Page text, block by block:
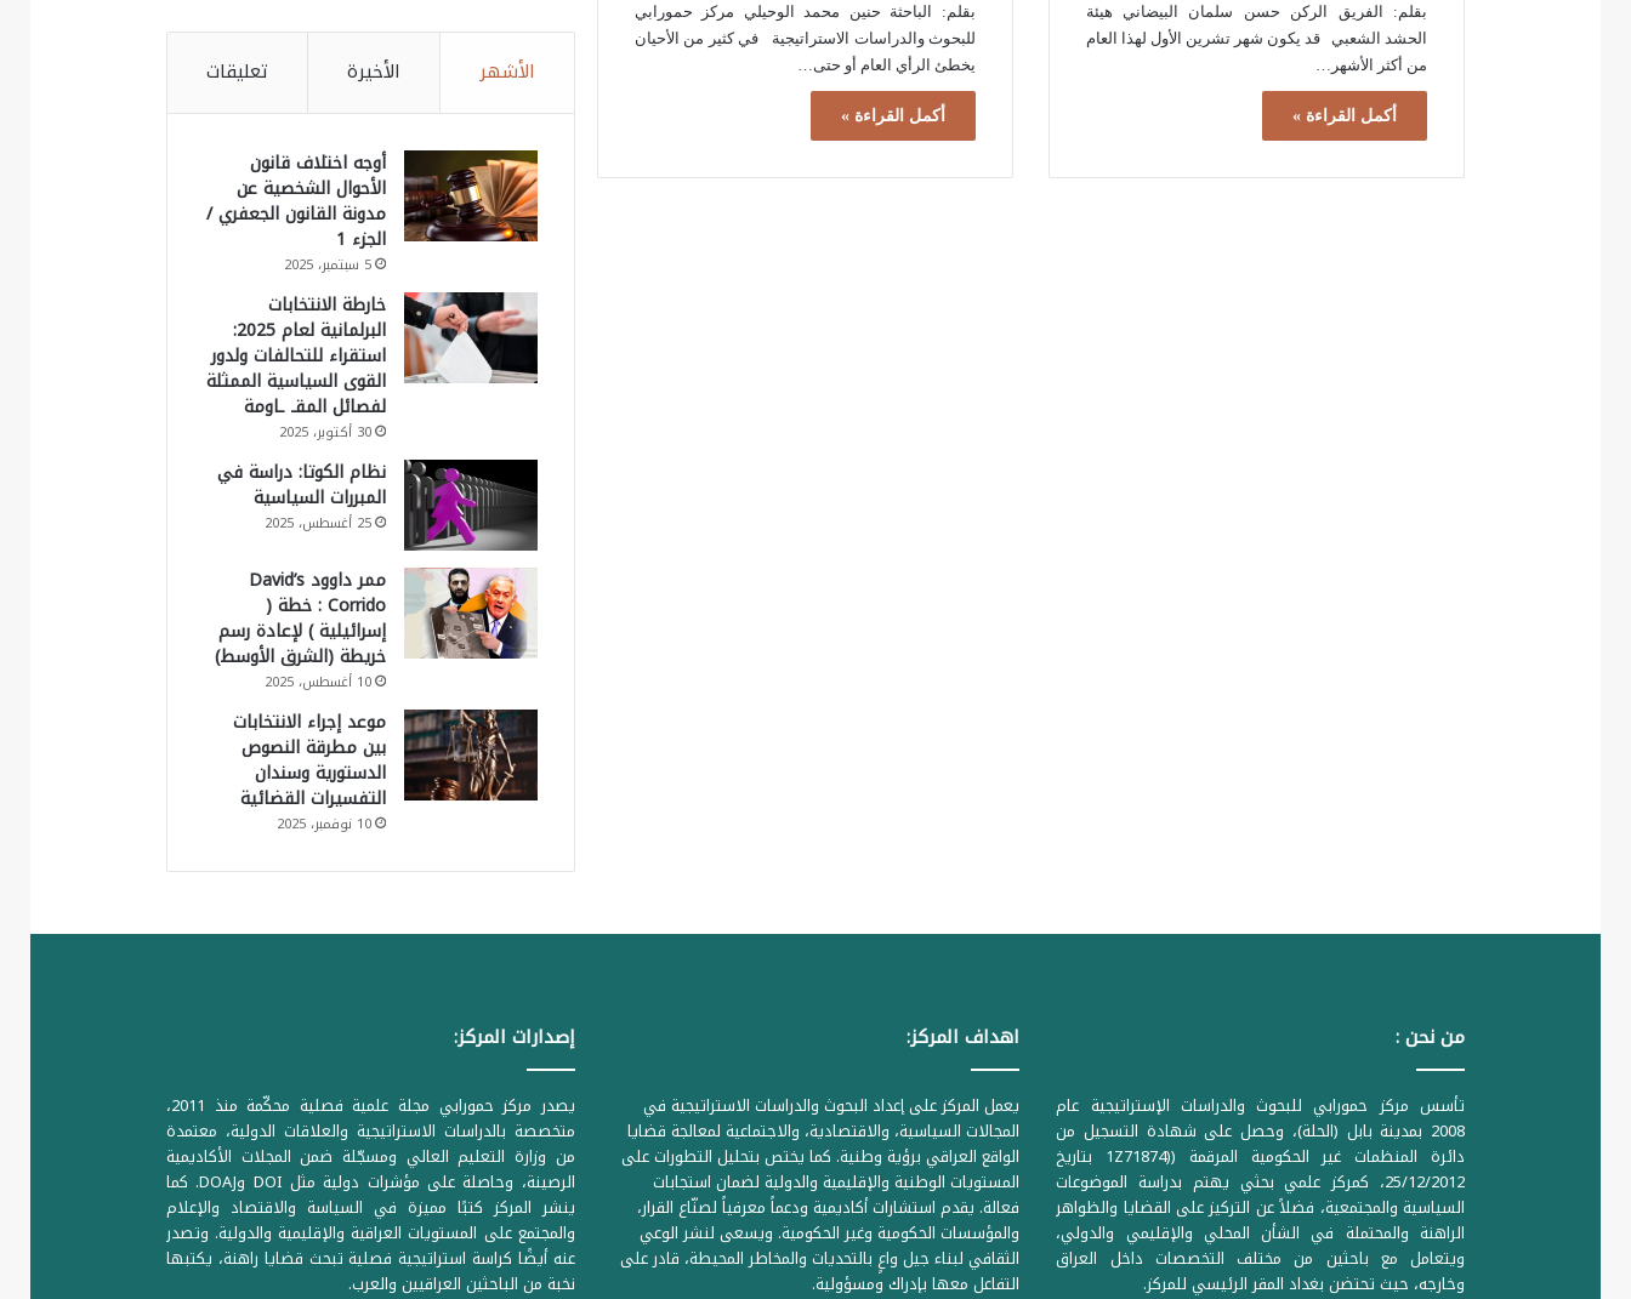
بقلم: الفريق الركن حسن سلمان البيضاني هيئة
الحشد الشعبي قد يكون شهر تشرين الأول لهذا العام
من أكثر الأشهر…
أكمل القراءة »
بقلم: الباحثة حنين محمد الوحيلي مركز حمورابي
للبحوث والدراسات الاستراتيجية في كثير من الأحيان
يخطئ الرأي العام أو حتى…
أكمل القراءة »
الأشهر الأخيرة تعليقات
أوجه اختلاف قانون
الأحوال الشخصية عن
مدونة القانون الجعفري /
الجزء 1
5 سبتمبر، 2025
خارطة الانتخابات
البرلمانية لعام 2025:
استقراء للتحالفات ولدور
القوى السياسية الممثلة
لفصائل المقـ ـاومة
30 أكتوبر، 2025
نظام الكوتا: دراسة في
المبررات السياسية
25 أغسطس، 2025
ممر داوود David’s
Corrido : خطة (
إسرائيلية ) لإعادة رسم
خريطة (الشرق الأوسط)
10 أغسطس، 2025
موعد إجراء الانتخابات
بين مطرقة النصوص
الدستورية وسندان
التفسيرات القضائية
10 نوفمبر، 2025
من نحن :
تأسس مركز حمورابي للبحوث والدراسات الإستراتيجية عام
2008 بمدينة بابل (الحلة)، وحصل على شهادة التسجيل من
دائرة المنظمات غير الحكومية المرقمة ((1Z71874 بتاريخ
25/12/2012، كمركز علمي بحثي يهتم بدراسة الموضوعات
السياسية والمجتمعية، فضلاً عن التركيز على القضايا والظواهر
الراهنة والمحتملة في الشأن المحلي والإقليمي والدولي،
ويتعامل مع باحثين من مختلف التخصصات داخل العراق
وخارجه، حيث تحتضن بغداد المقر الرئيسي للمركز.
اهداف المركز:
يعمل المركز على إعداد البحوث والدراسات الاستراتيجية في
المجالات السياسية، والاقتصادية، والاجتماعية لمعالجة قضايا
الواقع العراقي برؤية وطنية. كما يختص بتحليل التطورات على
المستويات الوطنية والإقليمية والدولية لضمان استجابات
فعالة. يقدم استشارات أكاديمية ودعماً معرفياً لصنّاع القرار،
والمؤسسات الحكومية وغير الحكومية. ويسعى لنشر الوعي
الثقافي لبناء جيل واعٍ بالتحديات والمخاطر المحيطة، قادر على
التفاعل معها بإدراك ومسؤولية.
إصدارات المركز:
يصدر مركز حمورابي مجلة علمية فصلية محكّمة منذ 2011،
متخصصة بالدراسات الاستراتيجية والعلاقات الدولية، معتمدة
من وزارة التعليم العالي ومسجّلة ضمن المجلات الأكاديمية
الرصينة، وحاصلة على مؤشرات دولية مثل DOI وDOAJ. كما
ينشر المركز كتبًا مميزة في السياسة والاقتصاد والإعلام
والمجتمع على المستويات العراقية والإقليمية والدولية. وتصدر
عنه أيضًا كراسة استراتيجية فصلية تبحث قضايا راهنة، يكتبها
نخبة من الباحثين العراقيين والعرب.